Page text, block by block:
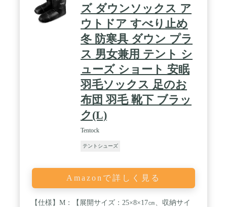
ズ ダウンソックス ア
ウトドア すべり止め
冬 防寒具 ダウン プラ
ス 男女兼用 テント シ
ューズ ショート 安眠
羽毛ソックス 足のお
布団 羽毛 靴下 ブラッ
ク(L)
Tentock
テントシューズ
Amazonで詳しく見る
【仕様】M：【展開サイズ：25×8×17㎝、収納サイ